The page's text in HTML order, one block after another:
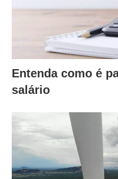
Entenda como é
salário